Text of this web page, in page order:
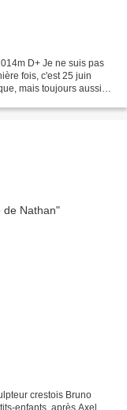
D+ Je ne suis pas
fois, c'est 25 juin
mais toujours aussi
crestois Bruno
enfants, après Axel,